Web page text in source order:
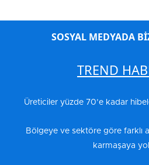
SOSYAL MEDYADA
TREND
Üreticiler yüzde 70’e kadar
Bölgeye ve sektöre göre farklı
karmaşaya